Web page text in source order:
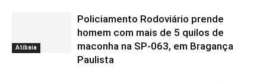
Atibaia
Policiamento Rodoviário prende
homem com mais de 5 quilos de
maconha na SP-063, em Bragança
Paulista